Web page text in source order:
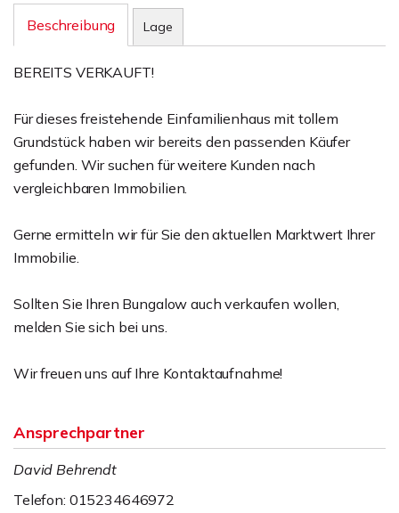
Beschreibung Lage
BEREITS VERKAUFT!
Für dieses freistehende Einfamilienhaus mit tollem
Grundstück haben wir bereits den passenden Käufer
gefunden. Wir suchen für weitere Kunden nach
vergleichbaren Immobilien.
Gerne ermitteln wir für Sie den aktuellen Marktwert Ihrer
Immobilie.
Sollten Sie Ihren Bungalow auch verkaufen wollen,
melden Sie sich bei uns.
Wir freuen uns auf Ihre Kontaktaufnahme!
Ansprechpartner
David Behrendt
Telefon: 015234646972